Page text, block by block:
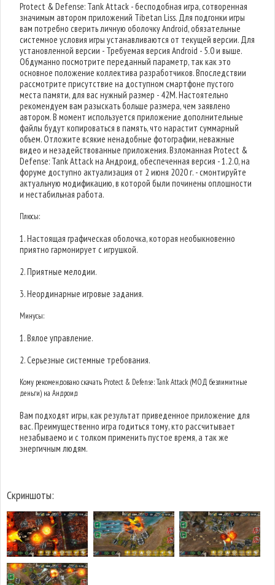
Protect & Defense: Tank Attack - бесподобная игра, сотворенная
значимым автором приложений Tibetan Liss. Для подгонки игры
вам потребно сверить личную оболочку Android, обязательные
системное условия игры устанавливаются от текущей версии. Для
установленной версии - Требуемая версия Android - 5.0 и выше.
Обдуманно посмотрите переданный параметр, так как это
основное положение коллектива разработчиков. Впоследствии
рассмотрите присутствие на доступном смартфоне пустого
места памяти, для вас нужный размер - 42M. Настоятельно
рекомендуем вам разыскать больше размера, чем заявлено
автором. В момент используется приложение дополнительные
файлы будут копироваться в память, что нарастит суммарный
объем. Отложите всякие ненадобные фотографии, неважные
видео и незадействованные приложения. Взломанная Protect &
Defense: Tank Attack на Андроид, обеспеченная версия - 1.2.0, на
форуме доступно актуализация от 2 июня 2020 г. - смонтируйте
актуальную модификацию, в которой были починены оплошности
и нестабильная работа.
Плюсы:
1. Настоящая графическая оболочка, которая необыкновенно
приятно гармонирует с игрушкой.
2. Приятные мелодии.
3. Неординарные игровые задания.
Минусы:
1. Вялое управление.
2. Серьезные системные требования.
Кому рекомендовано скачать Protect & Defense: Tank Attack (МОД безлимитные
деньги) на Андроид
Вам подходят игры, как результат приведенное приложение для
вас. Преимущественно игра годиться тому, кто рассчитывает
незабываемо и с толком применить пустое время, а так же
энергичным людям.
Скриншоты: